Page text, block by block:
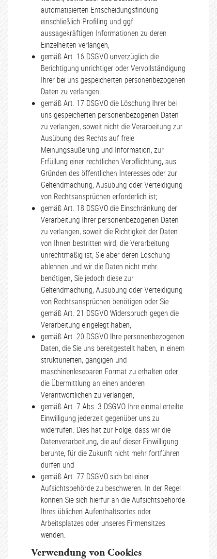
automatisierten Entscheidungsfindung
einschließlich Profiling und ggf.
aussagekräftigen Informationen zu deren
Einzelheiten verlangen;
gemäß Art. 16 DSGVO unverzüglich die
Berichtigung unrichtiger oder Vervollständigung
Ihrer bei uns gespeicherten personenbezogenen
Daten zu verlangen;
gemäß Art. 17 DSGVO die Löschung Ihrer bei
uns gespeicherten personenbezogenen Daten
zu verlangen, soweit nicht die Verarbeitung zur
Ausübung des Rechts auf freie
Meinungsäußerung und Information, zur
Erfüllung einer rechtlichen Verpflichtung, aus
Gründen des öffentlichen Interesses oder zur
Geltendmachung, Ausübung oder Verteidigung
von Rechtsansprüchen erforderlich ist;
gemäß Art. 18 DSGVO die Einschränkung der
Verarbeitung Ihrer personenbezogenen Daten
zu verlangen, soweit die Richtigkeit der Daten
von Ihnen bestritten wird, die Verarbeitung
unrechtmäßig ist, Sie aber deren Löschung
ablehnen und wir die Daten nicht mehr
benötigen, Sie jedoch diese zur
Geltendmachung, Ausübung oder Verteidigung
von Rechtsansprüchen benötigen oder Sie
gemäß Art. 21 DSGVO Widerspruch gegen die
Verarbeitung eingelegt haben;
gemäß Art. 20 DSGVO Ihre personenbezogenen
Daten, die Sie uns bereitgestellt haben, in einem
strukturierten, gängigen und
maschinenlesebaren Format zu erhalten oder
die Übermittlung an einen anderen
Verantwortlichen zu verlangen;
gemäß Art. 7 Abs. 3 DSGVO Ihre einmal erteilte
Einwilligung jederzeit gegenüber uns zu
widerrufen. Dies hat zur Folge, dass wir die
Datenverarbeitung, die auf dieser Einwilligung
beruhte, für die Zukunft nicht mehr fortführen
dürfen und
gemäß Art. 77 DSGVO sich bei einer
Aufsichtsbehörde zu beschweren. In der Regel
können Sie sich hierfür an die Aufsichtsbehörde
Ihres üblichen Aufenthaltsortes oder
Arbeitsplatzes oder unseres Firmensitzes
wenden.
Verwendung von Cookies